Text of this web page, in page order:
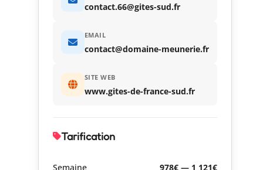
contact.66@gites-sud.fr
EMAIL
contact@domaine-meunerie.fr
SITE WEB
www.gites-de-france-sud.fr
Tarification
Semaine 978€ — 1 121€